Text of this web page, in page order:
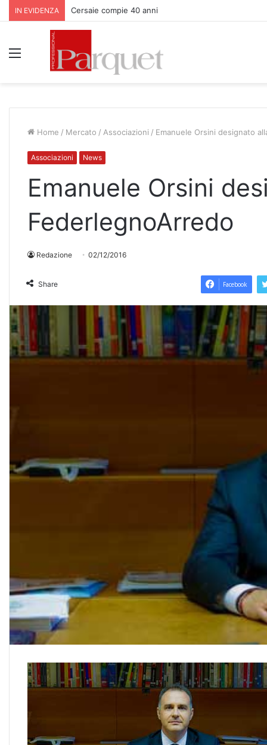
IN EVIDENZA Cersaie compie 40 anni
Home / Mercato / Associazioni / Emanuele Orsini designato
Associazioni News
Emanuele Orsini
FederlegnoArredo
Redazione 02/12/2016
Share Facebook